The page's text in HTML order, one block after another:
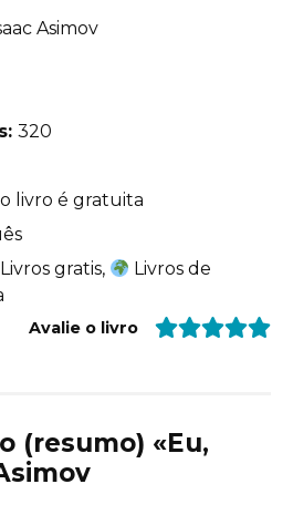
Asimov
320
livro é gratuita
gratis,
Livros de
Avalie o livro
(resumo) «Eu,